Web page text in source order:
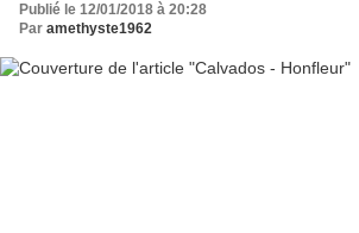
Publié le 12/01/2018 à 20:28
Par amethyste1962